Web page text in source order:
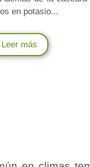
en potasio...
Leer más